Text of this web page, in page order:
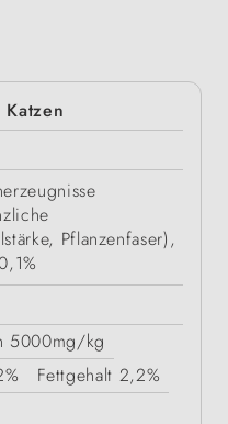
Pflanzenfaser),
5000mg/kg
Fettgehalt 2,2%